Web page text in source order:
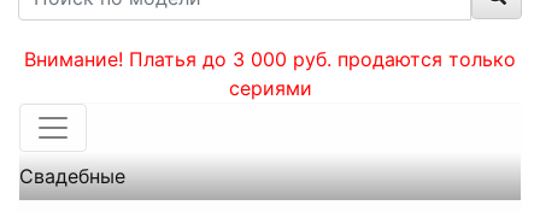
Внимание! Платья до 3 000 руб. продаются только
сериями
Свадебные